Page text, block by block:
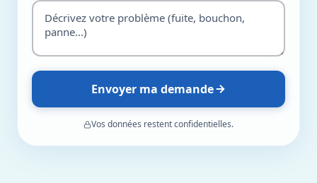
Envoyer ma demande
Vos données restent confidentielles.